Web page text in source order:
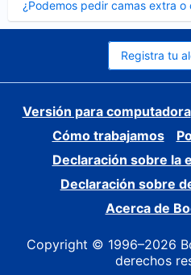
¿Podemos pedir camas extra o
cerrado
Registra tu
Versión para computadora
Cómo trabajamos
Declaración sobre la
Declaración sobre
Acerca de
Copyright © 1996–2026
derechos